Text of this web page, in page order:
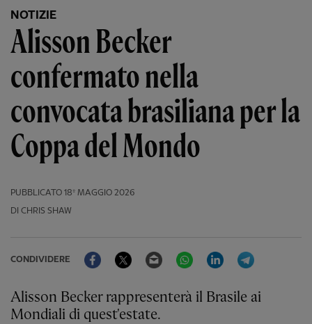
NOTIZIE
Alisson Becker
confermato nella
convocata brasiliana per la
Coppa del Mondo
PUBBLICATO 18º MAGGIO 2026
DI CHRIS SHAW
CONDIVIDERE
FacebookTwitter Email WhatsAppLinkedIn
Alisson Becker rappresenterà il Brasile ai
Mondiali di quest'estate.